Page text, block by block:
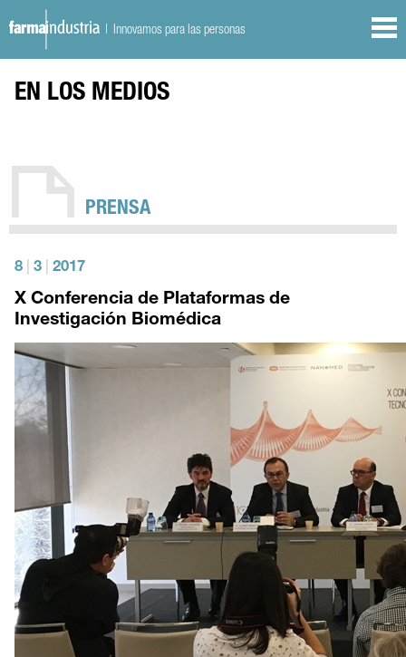
| Innovamos para las personas
EN LOS MEDIOS
PRENSA
8 3 2017
X Conferencia de Plataformas de
Investigación Biomédica